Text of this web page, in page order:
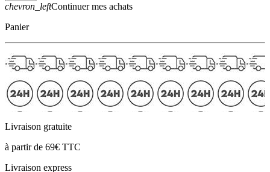
chevron_leftContinuer mes achats
Panier
Livraison gratuite
à partir de 69€ TTC
Livraison express